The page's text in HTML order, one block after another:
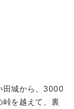
田城から、3000
峠を越えて、裏